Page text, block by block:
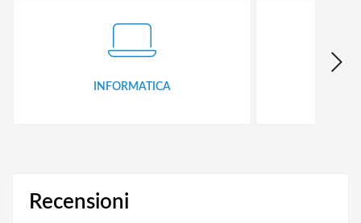
INFORMATICA
Recensioni